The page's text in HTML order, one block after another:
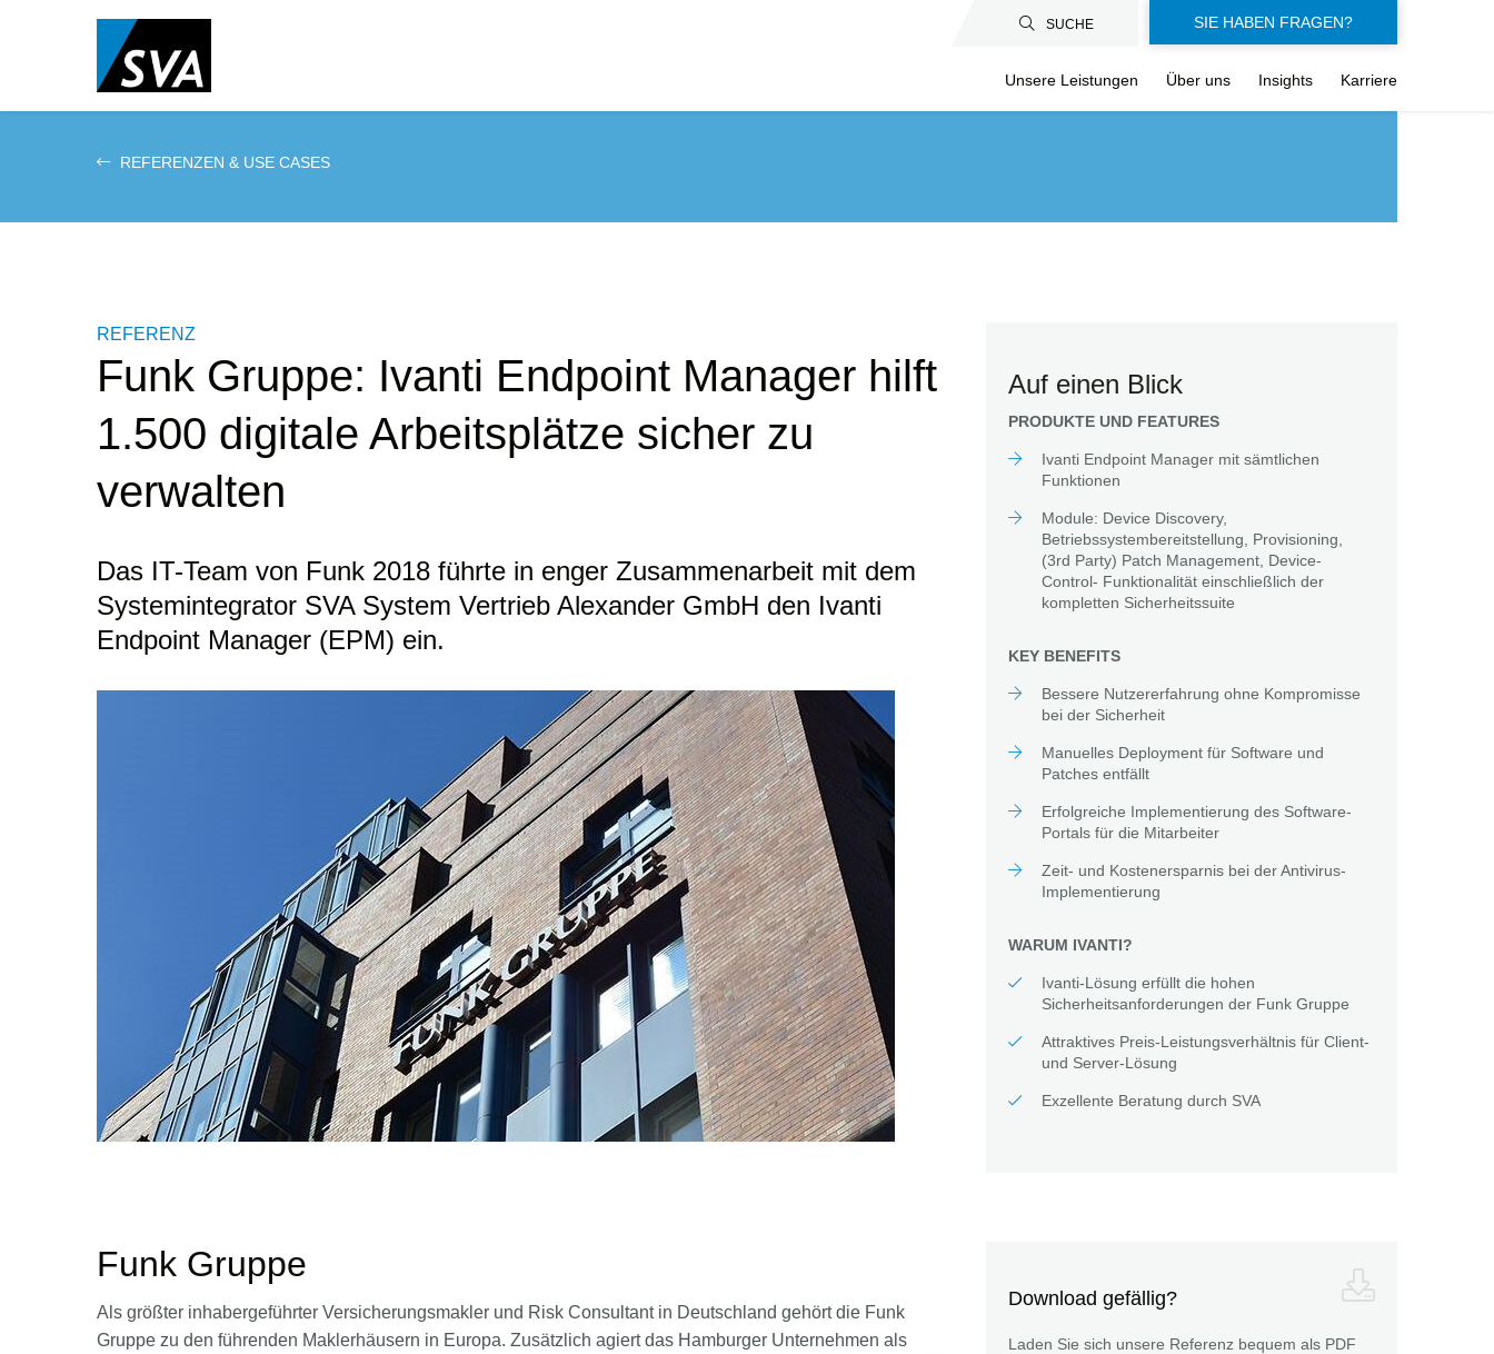
SUCHE SIE HABEN FRAGEN?
Unsere Leistungen Über uns Insights Karriere
REFERENZEN & USE CASES
REFERENZ
Funk Gruppe: Ivanti Endpoint Manager hilft
1.500 digitale Arbeitsplätze sicher zu
verwalten
Das IT-Team von Funk 2018 führte in enger Zusammenarbeit mit dem
Systemintegrator SVA System Vertrieb Alexander GmbH den Ivanti
Endpoint Manager (EPM) ein.
Auf einen Blick
PRODUKTE UND FEATURES
Ivanti Endpoint Manager mit sämtlichen
Funktionen
Module: Device Discovery,
Betriebssystembereitstellung, Provisioning,
(3rd Party) Patch Management, Device-
Control- Funktionalität einschließlich der
kompletten Sicherheitssuite
KEY BENEFITS
Bessere Nutzererfahrung ohne Kompromisse
bei der Sicherheit
Manuelles Deployment für Software und
Patches entfällt
Erfolgreiche Implementierung des Software-
Portals für die Mitarbeiter
Zeit- und Kostenersparnis bei der Antivirus-
Implementierung
WARUM IVANTI?
Ivanti-Lösung erfüllt die hohen
Sicherheitsanforderungen der Funk Gruppe
Attraktives Preis-Leistungsverhältnis für Client-
und Server-Lösung
Exzellente Beratung durch SVA
Funk Gruppe
Als größter inhabergeführter Versicherungsmakler und Risk Consultant in Deutschland gehört die Funk
Gruppe zu den führenden Maklerhäusern in Europa. Zusätzlich agiert das Hamburger Unternehmen als
Download gefällig?
Laden Sie sich unsere Referenz bequem als PDF